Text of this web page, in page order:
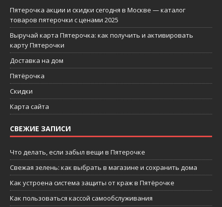
Пятерочка акции и скидки сегодня в Москве — каталог
товаров пятерочки с ценами 2025
Выручай карта Пятерочка: как получить и активировать
карту Пятерочки
Доставка на дом
Пятёрочка
Скидки
Карта сайта
СВЕЖИЕ ЗАПИСИ
Что делать, если забыл вещи в Пятерочке
Свежая зелень: как выбрать в магазине и сохранить дома
Как устроена система защиты от краж в Пятёрочке
Как пользоваться кассой самообслуживания